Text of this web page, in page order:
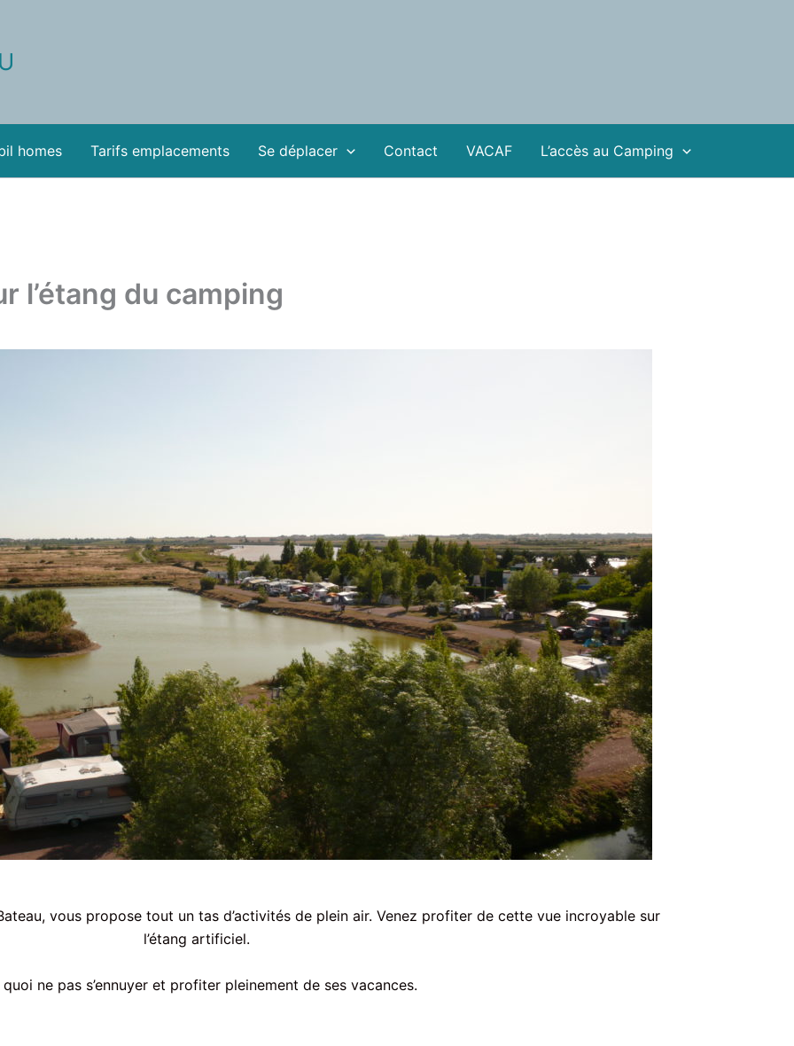
homes Tarifs emplacements Se déplacer Contact VACAF L’accès au Camping
l’étang du camping
vous propose tout un tas d’activités de plein air. Venez profiter de cette vue incroyable sur
l’étang artificiel.
ne pas s’ennuyer et profiter pleinement de ses vacances.